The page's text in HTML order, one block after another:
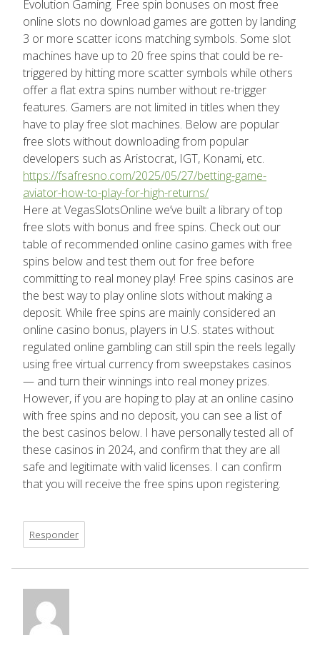
Evolution Gaming. Free spin bonuses on most free
online slots no download games are gotten by landing
3 or more scatter icons matching symbols. Some slot
machines have up to 20 free spins that could be re-
triggered by hitting more scatter symbols while others
offer a flat extra spins number without re-trigger
features. Gamers are not limited in titles when they
have to play free slot machines. Below are popular
free slots without downloading from popular
developers such as Aristocrat, IGT, Konami, etc.
https://fsafresno.com/2025/05/27/betting-game-
aviator-how-to-play-for-high-returns/
Here at VegasSlotsOnline we’ve built a library of top
free slots with bonus and free spins. Check out our
table of recommended online casino games with free
spins below and test them out for free before
committing to real money play! Free spins casinos are
the best way to play online slots without making a
deposit. While free spins are mainly considered an
online casino bonus, players in U.S. states without
regulated online gambling can still spin the reels legally
using free virtual currency from sweepstakes casinos
— and turn their winnings into real money prizes.
However, if you are hoping to play at an online casino
with free spins and no deposit, you can see a list of
the best casinos below. I have personally tested all of
these casinos in 2024, and confirm that they are all
safe and legitimate with valid licenses. I can confirm
that you will receive the free spins upon registering.
Responder